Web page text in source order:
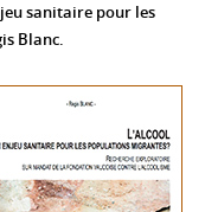
sanitaire pour les
Blanc.